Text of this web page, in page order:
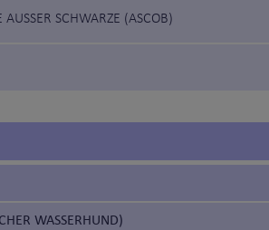
SCHWARZE (ASCOB)
WASSERHUND)